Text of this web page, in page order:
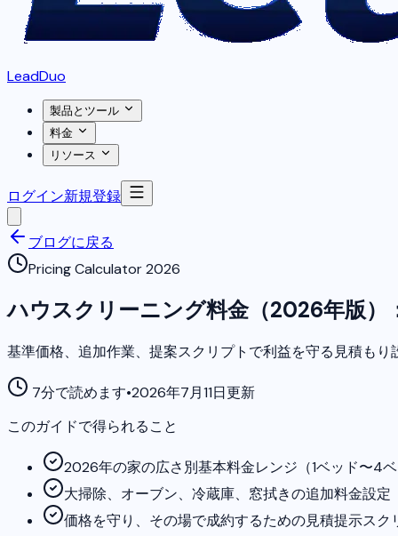
LeadDuo
製品とツール
料金
リソース
ログイン新規登録
ブログに戻る
Pricing Calculator 2026
ハウスクリーニング料金（2026年版）
基準価格、追加作業、提案スクリプトで利益を守る見積もり
7分で読めます•2026年7月11日更新
このガイドで得られること
2026年の家の広さ別基本料金レンジ（1ベッド〜4
大掃除、オーブン、冷蔵庫、窓拭きの追加料金設定
価格を守り、その場で成約するための見積提示スク